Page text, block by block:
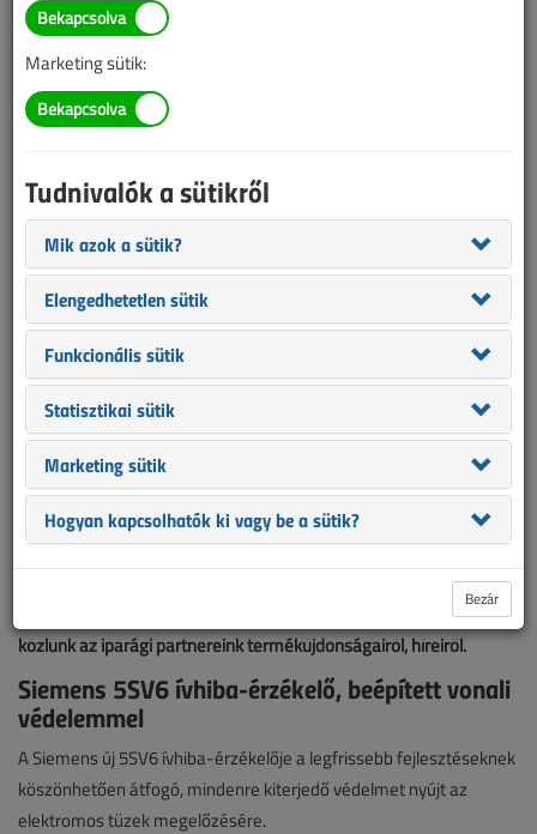
Hírek
Hírek, újdonságok
Szeptemberi híreink
Figylem! Ez a cikk 6 éve frissült utoljára. A benne szereplő
információk mára aktualitásukat veszíthették, valamint a tartalom
helyenként hiányos lehet (képek, táblázatok stb.).
A Villanyszerelők Lapja hasábjain minden hónapban összeállítást
közlünk az iparági partnereink termékújdonságairól, híreiről.
Siemens 5SV6 ívhiba-érzékelő, beépített vonali
védelemmel
A Siemens új 5SV6 ívhiba-érzékelője a legfrissebb fejlesztéseknek
köszönhetően átfogó, mindenre kiterjedő védelmet nyújt az
elektromos tüzek megelőzésére.
Marketing sütik:
Tudnivalók a sütikről
Mik azok a sütik?
Elengedhetetlen sütik
Funkcionális sütik
Statisztikai sütik
Marketing sütik
Hogyan kapcsolhatók ki vagy be a sütik?
Bezár